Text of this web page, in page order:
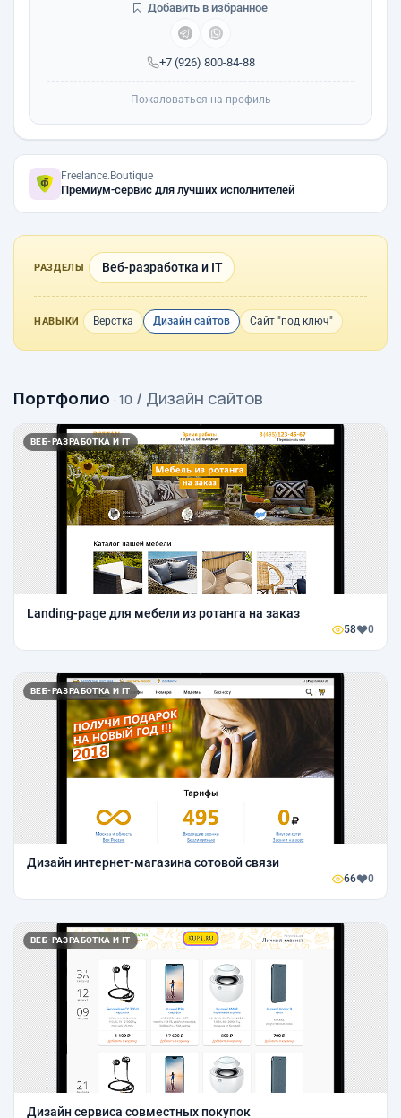
+7 (926) 800-84-88
Добавить в избранное
Пожаловаться на профиль
Freelance.Boutique
Премиум-сервис для лучших исполнителей
РАЗДЕЛЫ Веб-разработка и IT
НАВЫКИ Верстка Дизайн сайтов Сайт "под ключ"
Портфолио · 10 / Дизайн сайтов
ВЕБ-РАЗРАБОТКА И IT
Landing-page для мебели из ротанга на заказ
58 0
ВЕБ-РАЗРАБОТКА И IT
Дизайн интернет-магазина сотовой связи
66 0
ВЕБ-РАЗРАБОТКА И IT
Дизайн сервиса совместных покупок